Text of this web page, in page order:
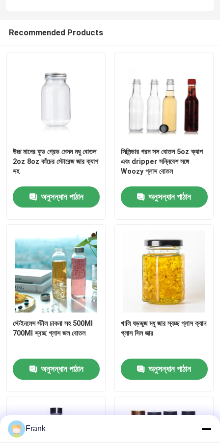
কারখানা ভ্রমণ
আমাদের সাথে যোগাযোগ করুন
উদ্ধৃতির জন্য আবেদন
কাচের বোতল
গ্লাসের জার
জার বোতল ক্যাপ
গৃহস্থালি গ্লাসওয়্যার
Recommended Products
উচ্চ মানের ফুড গ্রেড মেসন মধু বোতল
2oz 8oz কাঁচের স্টোরেজ জার ক্যাপ
সহ
অনুসন্ধান পাঠান
সিলিন্ডার গরম সস বোতল 5oz ক্যাপ
এবং dripper সন্নিবেশ সঙ্গে
Woozy গ্লাস বোতল
অনুসন্ধান পাঠান
স্টেইনলেস স্টীল ঢাকনা সহ 500Ml
700Ml স্বচ্ছ গ্লাস জল বোতল
অনুসন্ধান পাঠান
খালি ষড়ভুজ মধু জার স্বচ্ছ গ্লাস ক্যান
গ্লাস সিল জার
অনুসন্ধান পাঠান
Frank